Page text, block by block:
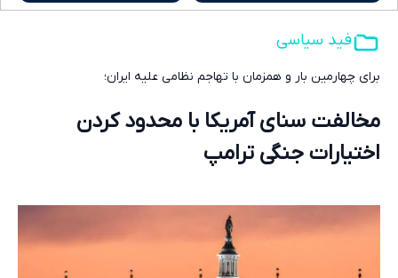
فید سیاسی
برای چهارمین بار و همزمان با تهاجم نظامی علیه ایران؛
مخالفت سنای آمریکا با محدود کردن
اختیارات جنگی ترامپ